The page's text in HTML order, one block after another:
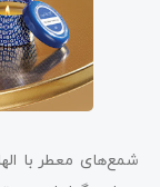
شمع‌های معطر با